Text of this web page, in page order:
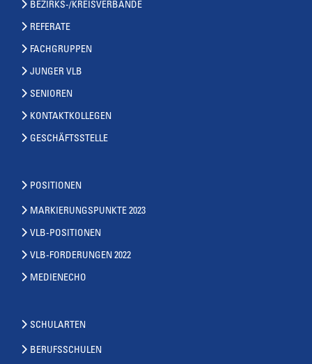
BEZIRKS-/KREISVERBÄNDE
REFERATE
FACHGRUPPEN
JUNGER VLB
SENIOREN
KONTAKTKOLLEGEN
GESCHÄFTSSTELLE
POSITIONEN
MARKIERUNGSPUNKTE 2023
VLB-POSITIONEN
VLB-FORDERUNGEN 2022
MEDIENECHO
SCHULARTEN
BERUFSSCHULEN